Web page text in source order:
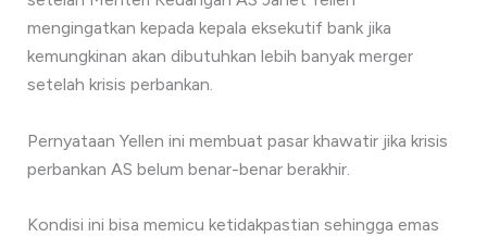
mengingatkan kepada kepala eksekutif bank jika
kemungkinan akan dibutuhkan lebih banyak merger
setelah krisis perbankan.
Pernyataan Yellen ini membuat pasar khawatir jika krisis
perbankan AS belum benar-benar berakhir.
Kondisi ini bisa memicu ketidakpastian sehingga emas